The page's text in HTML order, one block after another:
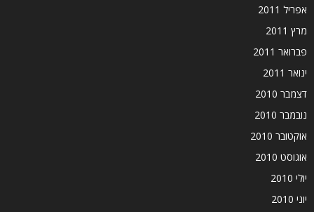
אפריל 2011
מרץ 2011
פברואר 2011
ינואר 2011
דצמבר 2010
נובמבר 2010
אוקטובר 2010
אוגוסט 2010
יולי 2010
יוני 2010